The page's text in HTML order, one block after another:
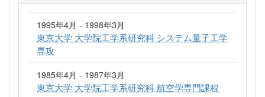
1995年4月 - 1998年3月
東京大学 大学院工学系研究科 システム量子工学
専攻
1985年4月 - 1987年3月
東京大学 大学院工学系研究科 航空学専門課程